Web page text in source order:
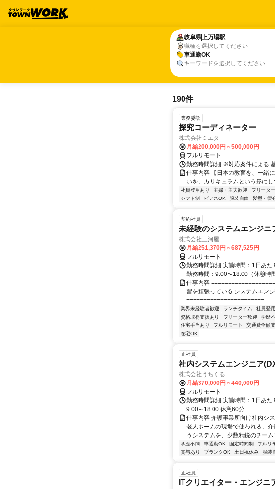
岐阜県上万場駅
職種を選択してください
車通勤OK
キーワードを選択してください
岐阜県上万場駅
車通勤OK
190件
業務委託
探究コーディネーター
株式会社ミエタ
月給200,000円～500,000円
フルリモート
勤務時間詳細 ※対応案件による
仕事内容 【日本の教育を、一緒
いを、カリキュラムという形に
社員登用あり 主婦・主夫歓迎 フリータ
シフト制
ピアスOK 服装自由 髪型・髪
契約社員
未経験のシステムエンジニ
株式会社三河屋
月給251,370円～687,525円
フルリモート
勤務時間詳細 実働時間：1日あ
勤務時間：9:00〜18:00（休憩時
仕事内容
習を頑張っている システムエン
=======================...
業界未経験者歓迎 ランチタイム 社員登
資格取得支援あり
フリーター歓迎 学歴
住宅手当あり
フルリモート 交通費全額
在宅OK
正社員
社内システムエンジニア
株式会社うちくる
月給370,000円～440,000円
フルリモート
勤務時間詳細 実働時間：1日あ
9:00～18:00 休憩60分
仕事内容 介護事業所向け社内シ
老人ホームの現場で使われる、
うシステムを、少数精鋭のチー
学歴不問 車通勤OK 固定時間制 フルリ
賞与あり
ブランクOK 土日祝休み 服装
正社員
ITクリエイター・エンジニ